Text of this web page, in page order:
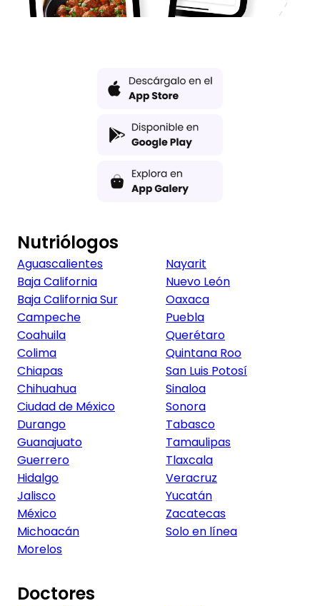
Nutriólogos
Aguascalientes
Baja California
Baja California Sur
Campeche
Coahuila
Colima
Chiapas
Chihuahua
Ciudad de México
Durango
Guanajuato
Guerrero
Hidalgo
Jalisco
México
Michoacán
Morelos
Nayarit
Nuevo León
Oaxaca
Puebla
Querétaro
Quintana Roo
San Luis Potosí
Sinaloa
Sonora
Tabasco
Tamaulipas
Tlaxcala
Veracruz
Yucatán
Zacatecas
Solo en línea
Doctores